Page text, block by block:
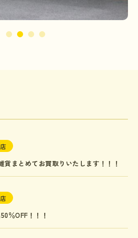
貨まとめてお買取りいたします！！！
％OFF！！！